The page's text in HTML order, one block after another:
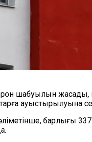
шабуылын
ауыстырылуына
барлығы